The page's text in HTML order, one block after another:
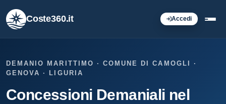
Coste360.it Accedi
DEMANIO MARITTIMO · COMUNE DI CAMOGLI ·
GENOVA · LIGURIA
Concessioni Demaniali nel